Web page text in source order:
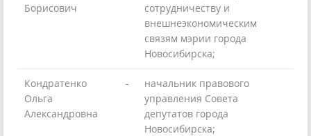
Борисович
сотрудничеству и
внешнеэкономическим
связям мэрии города
Новосибирска;
Кондратенко
Ольга
Александровна
-
начальник правового
управления Совета
депутатов города
Новосибирска;